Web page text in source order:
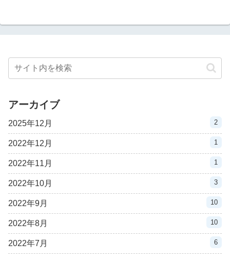
アーカイブ
2025年12月 2
2022年12月 1
2022年11月 1
2022年10月 3
2022年9月 10
2022年8月 10
2022年7月 6